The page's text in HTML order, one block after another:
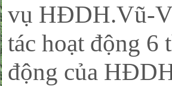
vụ HĐDH.Vũ-
tác hoạt động 6
động của